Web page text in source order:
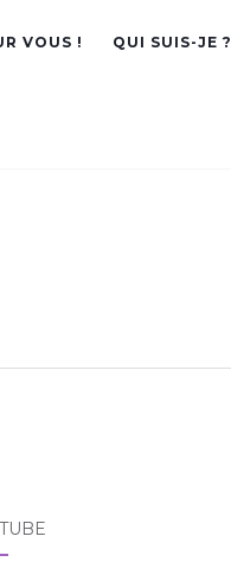
VOUS ! QUI SUIS-JE ?